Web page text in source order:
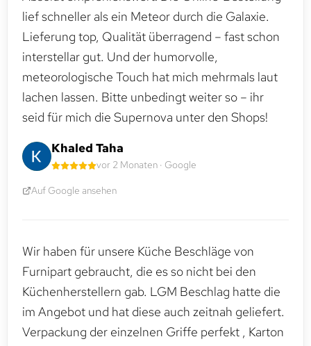
lief schneller als ein Meteor durch die Galaxie.
Lieferung top, Qualität überragend – fast schon
interstellar gut. Und der humorvolle,
meteorologische Touch hat mich mehrmals laut
lachen lassen. Bitte unbedingt weiter so – ihr
seid für mich die Supernova unter den Shops!
Khaled Taha
vor 2 Monaten · Google
Auf Google ansehen
Wir haben für unsere Küche Beschläge von
Furnipart gebraucht, die es so nicht bei den
Küchenherstellern gab. LGM Beschlag hatte die
im Angebot und hat diese auch zeitnah geliefert.
Verpackung der einzelnen Griffe perfekt , Karton